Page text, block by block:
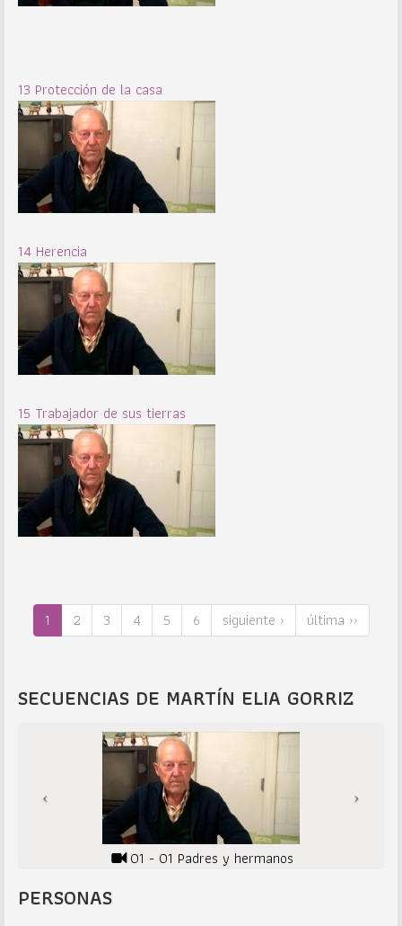
13 Protección de la casa
14 Herencia
15 Trabajador de sus tierras
1 2 3 4 5 6 siguiente › última ››
SECUENCIAS DE MARTÍN ELIA GORRIZ
01 - 01 Padres y hermanos
PERSONAS